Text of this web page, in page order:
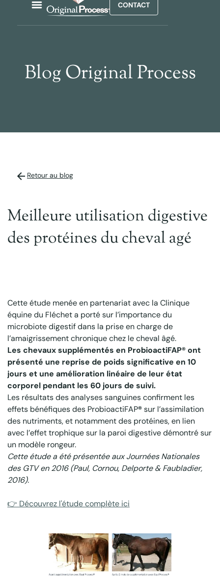
CONTACT
Blog Original Process
Retour au blog
Meilleure utilisation digestive
des protéines du cheval agé
Cette étude menée en partenariat avec la Clinique
équine du Fléchet a porté sur l’importance du
microbiote digestif dans la prise en charge de
l’amaigrissement chronique chez le cheval âgé.
Les chevaux supplémentés en ProbioactiFAP® ont
présenté une reprise de poids significative en 10
jours et une amélioration linéaire de leur état
corporel pendant les 60 jours de suivi.
Les résultats des analyses sanguines confirment les
effets bénéfiques des ProbioactiFAP®sur l’assimilation
des nutriments, et notamment des protéines, en lien
avec l’effet trophique sur la paroi digestive démontré sur
un modèle rongeur.
Cette étude a été présentée aux Journées Nationales
des GTV en 2016 (Paul, Cornou, Delporte & Faubladier,
2016).
👉 Découvrez l'étude complète ici